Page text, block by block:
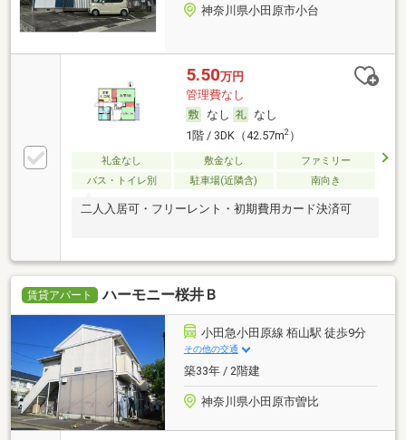
神奈川県小田原市小台
5.50万円
管理費なし
なし
なし
1階 / 3DK（42.57m2）
礼金なし 敷金なし
ファミリー
バス・トイレ別
駐車場(近隣含) 南向き
二人入居可・フリーレント・初期費用カード決済可
賃貸アパート ハーモニー桜井Ｂ
小田急小田原線 栢山駅 徒歩9分
その他の交通
築33年 / 2階建
神奈川県小田原市曽比